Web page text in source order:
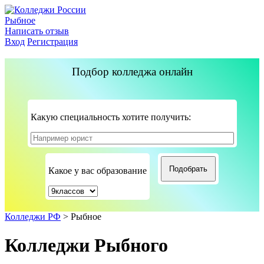
Рыбное
Написать отзыв
Вход Регистрация
Подбор колледжа онлайн
Какую специальность хотите получить:
Какое у вас образование
Колледжи РФ > Рыбное
Колледжи Рыбного